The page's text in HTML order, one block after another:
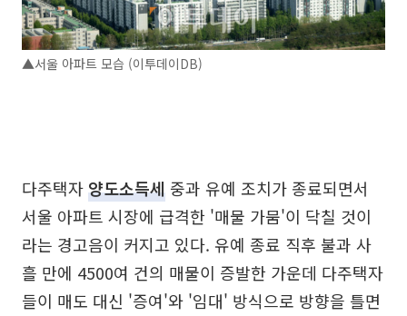
▲서울 아파트 모습 (이투데이DB)
다주택자양도소득세 중과 유예 조치가 종료되면서
서울 아파트 시장에 급격한 '매물 가뭄'이 닥칠 것이
라는 경고음이 커지고 있다. 유예 종료 직후 불과 사
흘 만에 4500여 건의 매물이 증발한 가운데 다주택자
들이 매도 대신 '증여'와 '임대' 방식으로 방향을 틀면